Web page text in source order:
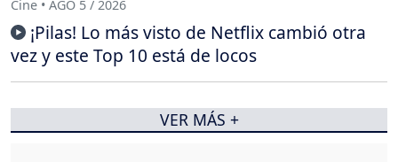
Cine • AGO 5 / 2026
¡Pilas! Lo más visto de Netflix cambió otra
vez y este Top 10 está de locos
VER MÁS +